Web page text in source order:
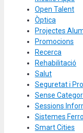
Open Talent
Òptica
Projectes
Promocions
Recerca
Rehabilitació
Salut
Seguretat i
Sense
Sessions
Sistemes
Smart Cities